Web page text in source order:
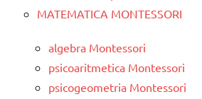
MATEMATICA MONTESSORI
algebra Montessori
psicoaritmetica Montessori
psicogeometria Montessori